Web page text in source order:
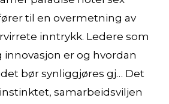
til en overmetning av
inntrykk. Ledere som
innovasjon er og hvordan
bør synliggjøres gj… Det
samarbeidsviljen